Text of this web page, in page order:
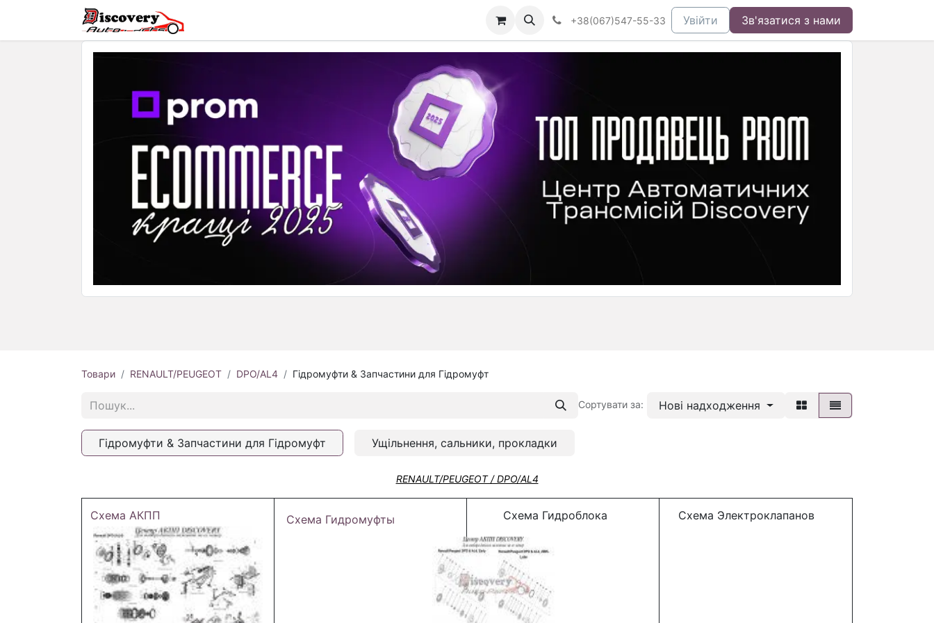
+38(067)547-55-33 Увійти Зв'язатися з нами
Товари RENAULT/PEUGEOT DPO/AL4 Гідромуфти & Запчастини для Гідромуфт
Сортувати за: Нові надходження
Гідромуфти & Запчастини для Гідромуфт Ущільнення, сальники, прокладки
RENAULT/PEUGEOT / DPO/AL4
Схема АКПП Схема Гидромуфты Схема Гидроблока Схема Электроклапанов